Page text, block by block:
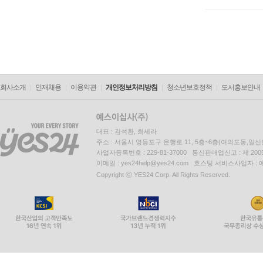
회사소개 인재채용 이용약관 개인정보처리방침 청소년보호정책 도서홍보안내
대표 : 김석환, 최세라
주소 : 서울시 영등포구 은행로 11, 5층~6층(여의도동,일신
사업자등록번호 : 229-81-37000 통신판매업신고 : 제
이메일 : yes24help@yes24.com 호스팅 서비스사업자 :
Copyright ⓒ YES24 Corp. All Rights Reserved.